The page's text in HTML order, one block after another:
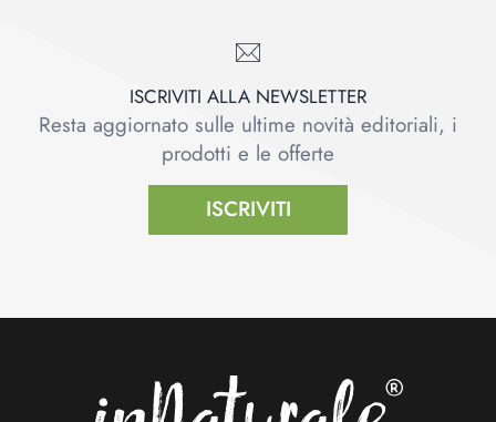
ISCRIVITI ALLA NEWSLETTER
Resta aggiornato sulle ultime novità editoriali, i
prodotti e le offerte
ISCRIVITI